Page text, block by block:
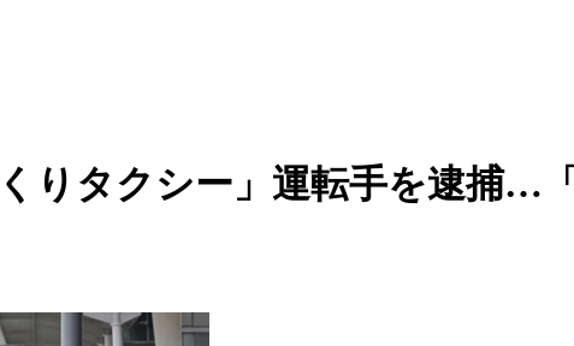
りタクシー」運転手を逮捕…